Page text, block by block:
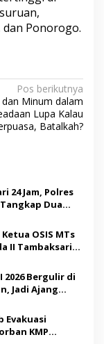
Ponorogo.
Pos berikutnya
Minum dalam
Lupa Kalau
Batalkah?
24 Jam, Polres
Dua
OSIS MTs
II Tambaksari
bagi Siswa
2026 Bergulir di
Jadi Ajang
Evakuasi
KMP